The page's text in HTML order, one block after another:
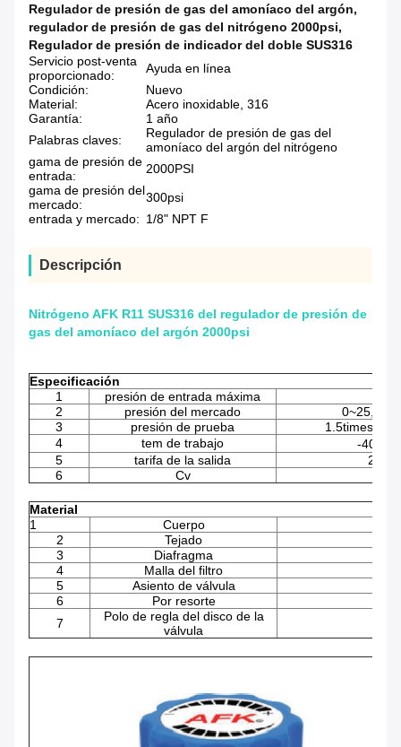
Regulador de presión de gas del amoníaco del argón,
regulador de presión de gas del nitrógeno 2000psi,
Regulador de presión de indicador del doble SUS316
Servicio post-venta
proporcionado:
Ayuda en línea
Condición:
Nuevo
Material:
Acero inoxidable, 316
Garantía:
1 año
Palabras claves:
Regulador de presión de gas del
amoníaco del argón del nitrógeno
gama de presión de
entrada:
2000PSI
gama de presión del
mercado:
300psi
entrada y mercado: 1/8" NPT F
Descripción
Nitrógeno AFK R11 SUS316 del regulador de presión de
gas del amoníaco del argón 2000psi
Especificación
1
presión de entrada máxima
2
presión del mercado
3
presión de prueba
1.5times de
4
tem de trabajo
-
5
tarifa de la salida
6
Cv
Material
1
Cuerpo
2
Tejado
3
Diafragma
4
Malla del filtro
5
Asiento de válvula
6
Por resorte
7
Polo de regla del disco de la
válvula